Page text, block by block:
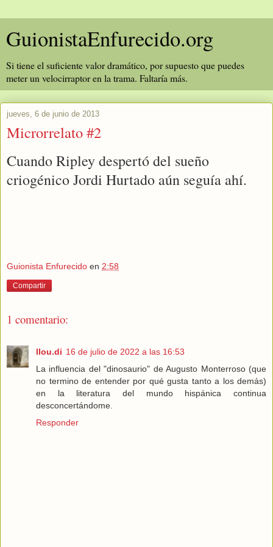
GuionistaEnfurecido.org
Si tiene el suficiente valor dramático, por supuesto que puedes
meter un velocirraptor en la trama. Faltaría más.
jueves, 6 de junio de 2013
Microrrelato #2
Cuando Ripley despertó del sueño
criogénico Jordi Hurtado aún seguía ahí.
Guionista Enfurecido en 2:58
Compartir
1 comentario:
llou.di 16 de julio de 2022 a las 16:53
La influencia del "dinosaurio" de Augusto Monterroso (que
no termino de entender por qué gusta tanto a los demás)
en la literatura del mundo hispánica continua
desconcertándome.
Responder